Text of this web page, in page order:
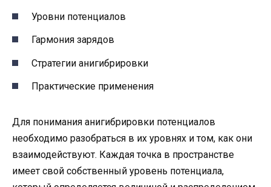
Уровни потенциалов
Гармония зарядов
Стратегии анигибрировки
Практические применения
Для понимания анигибрировки потенциалов
необходимо разобраться в их уровнях и том, как они
взаимодействуют. Каждая точка в пространстве
имеет свой собственный уровень потенциала,